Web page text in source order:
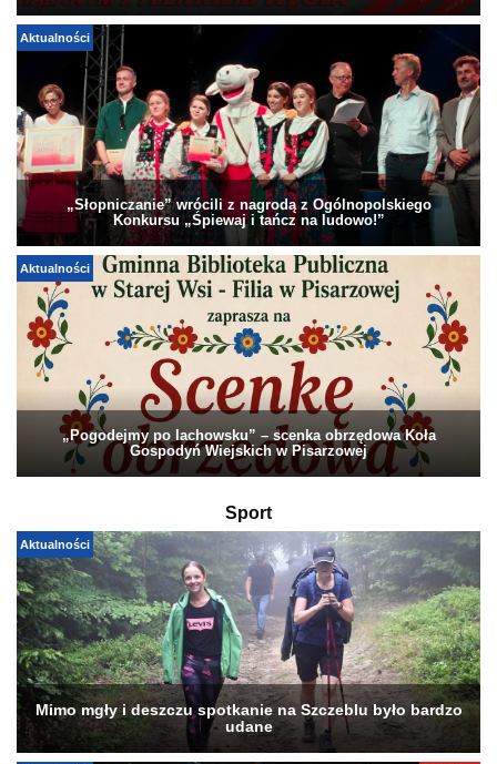
Aktualności
„Słopniczanie” wrócili z nagrodą z Ogólnopolskiego
Konkursu „Śpiewaj i tańcz na ludowo!”
Aktualności
„Pogodejmy po lachowsku” – scenka obrzędowa Koła
Gospodyń Wiejskich w Pisarzowej
Sport
Aktualności
Mimo mgły i deszczu spotkanie na Szczeblu było bardzo
udane